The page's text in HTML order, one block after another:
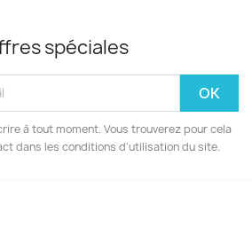
spéciales
à tout moment. Vous trouverez pour cela
dans les conditions d'utilisation du site.